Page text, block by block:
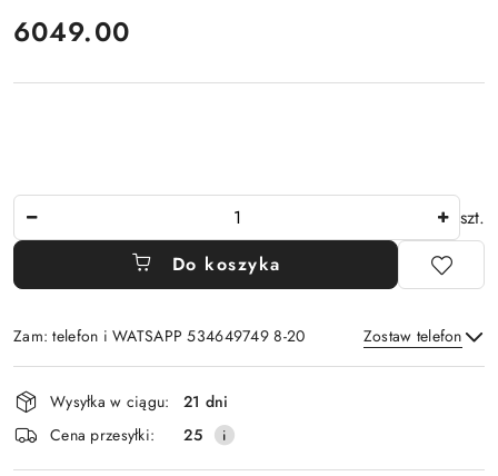
cena:
6049.00
szt.
Do koszyka
Zam: telefon i WATSAPP 534649749 8-20 Zostaw telefon
Wyślij
Dostępność
i
dostawa
Wysyłka w ciągu:
21 dni
Cena przesyłki:
25